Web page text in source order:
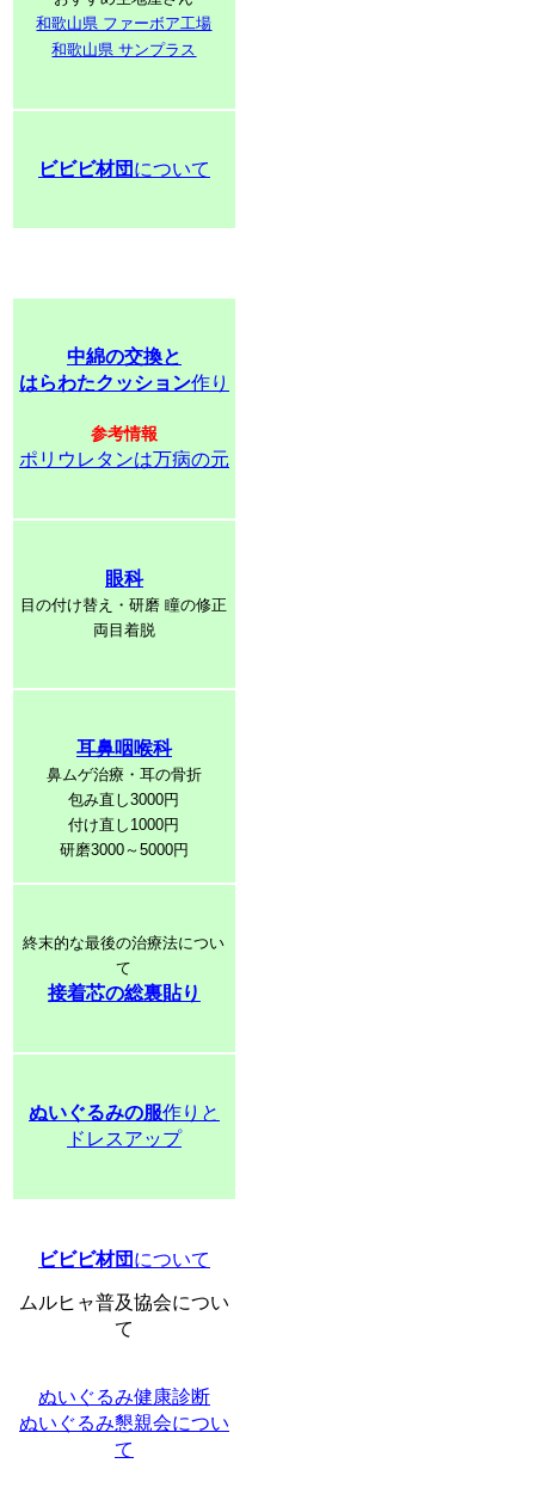
和歌山県 ファーボア工場
和歌山県 サンプラス
ビビビ材団 について
中綿の交換と
はらわたクッション作り
参考情報
ポリウレタンは万病の元
眼科
目の付け替え・研磨 瞳の修正
両目着脱
耳鼻咽喉科
鼻ムゲ治療・耳の骨折
包み直し3000円
付け直し1000円
研磨3000～5000円
終末的な最後の治療法につい
て
接着芯の総裏貼り
ぬいぐるみの服作りと
ドレスアップ
ビビビ材団 について
ムルヒャ普及協会につい
て
ぬいぐるみ健康診断
ぬいぐるみ懇親会につい
て